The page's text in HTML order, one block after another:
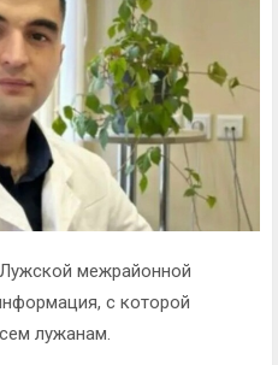
межрайонной
с которой
лужанам.